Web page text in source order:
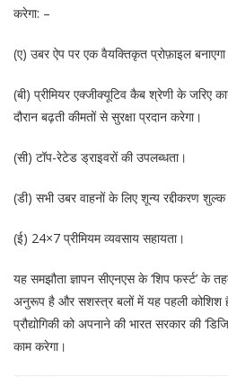
करेगा: –
(ए) उबर ऐप पर एक वैयक्तिकृत प्रोफ़ाइल
(बी) प्रीमियर एक्जीक्यूटिव कैब श्रेणी के जरिए
दौरान बढ़ती कीमतों से सुरक्षा प्रदान करेगा।
(सी) टॉप-रेटेड ड्राइवरों की उपलब्धता।
(डी) सभी उबर वाहनों के लिए शून्य रद्दीकरण
(ई) 24×7 प्रीमियम व्यवसाय सहायता।
यह समझौता ज्ञापन सीएनएस के ‘शिप फर्स्ट’ के
अनुरूप है और सशस्त्र बलों में यह पहली कोशिश
प्रौद्योगिकी को अपनाने की भारत सरकार की
काम करेगा।